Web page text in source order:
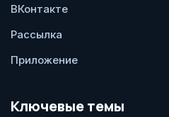
ВКонтакте
Рассылка
Приложение
Ключевые темы